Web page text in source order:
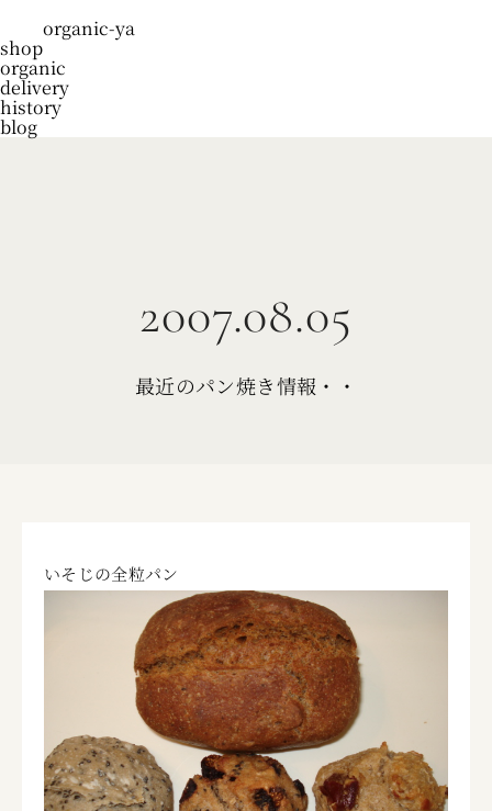
organic-ya
shop
organic
delivery
history
blog
2007.08.05
最近のパン焼き情報・・
いそじの全粒パン